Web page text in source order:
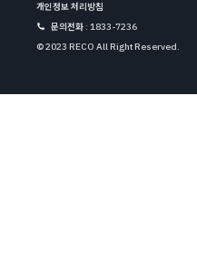
개인정보 처리방침
문의전화 : 1833-7236
© 2023 RECO All Right Reserved.